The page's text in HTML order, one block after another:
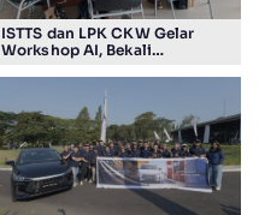
ISTTS dan LPK CKW Gelar
Workshop AI, Bekali
Digital